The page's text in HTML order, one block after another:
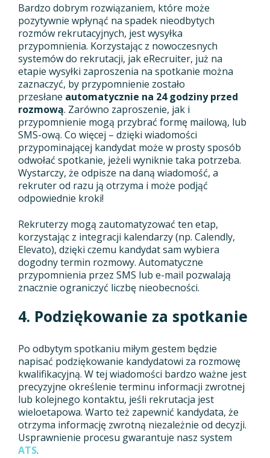
Bardzo dobrym rozwiązaniem, które może
pozytywnie wpłynąć na spadek nieodbytych
rozmów rekrutacyjnych, jest wysyłka
przypomnienia. Korzystając z nowoczesnych
systemów do rekrutacji, jak eRecruiter, już na
etapie wysyłki zaproszenia na spotkanie można
zaznaczyć, by przypomnienie zostało
przesłane automatycznie na 24 godziny przed
rozmową. Zarówno zaproszenie, jak i
przypomnienie mogą przybrać formę mailową, lub
SMS-ową. Co więcej – dzięki wiadomości
przypominającej kandydat może w prosty sposób
odwołać spotkanie, jeżeli wyniknie taka potrzeba.
Wystarczy, że odpisze na daną wiadomość, a
rekruter od razu ją otrzyma i może podjąć
odpowiednie kroki!
Rekruterzy mogą zautomatyzować ten etap,
korzystając z integracji kalendarzy (np. Calendly,
Elevato), dzięki czemu kandydat sam wybiera
dogodny termin rozmowy. Automatyczne
przypomnienia przez SMS lub e-mail pozwalają
znacznie ograniczyć liczbę nieobecności.
4. Podziękowanie za spotkanie
Po odbytym spotkaniu miłym gestem będzie
napisać podziękowanie kandydatowi za rozmowę
kwalifikacyjną. W tej wiadomości bardzo ważne jest
precyzyjne określenie terminu informacji zwrotnej
lub kolejnego kontaktu, jeśli rekrutacja jest
wieloetapowa. Warto też zapewnić kandydata, że
otrzyma informację zwrotną niezależnie od decyzji.
Usprawnienie procesu gwarantuje nasz system
ATS.